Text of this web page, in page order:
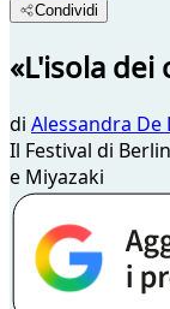
Condividi
«L'isola
di Alessandra De
Il Festival di
e Miyazaki